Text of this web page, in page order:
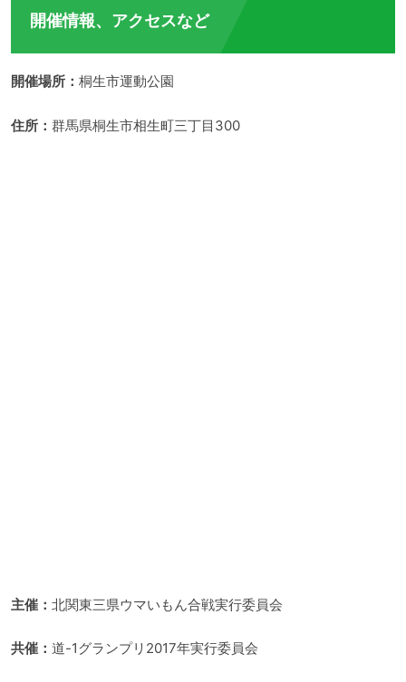
開催情報、アクセスなど
開催場所： 桐生市運動公園
住所： 群馬県桐生市相生町三丁目300
主催： 北関東三県ウマいもん合戦実行委員会
共催： 道-1グランプリ2017年実行委員会